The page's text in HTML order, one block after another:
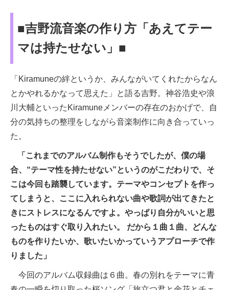
■吉野流音楽の作り方「あえてテー
マは持たせない」■
「Kiramuneの絆というか、みんながいてくれたからなん
とかやれるかなって思えた」と語る吉野。神谷浩史や浪
川大輔といったKiramuneメンバーの存在のおかげで、自
分の気持ちの整理をしながら音楽制作に向き合っていっ
た。
「これまでのアルバム制作もそうでしたが、僕の場
合、“テーマ性を持たせない”というのがこだわりで、そ
こは今回も踏襲しています。テーマやコンセプトを作っ
てしまうと、ここに入れられない曲や歌詞が出てきたと
きにストレスになるんですよ。やっぱり自分がいいと思
ったものはすぐ取り入れたい。 だから１曲１曲、どんな
ものを作りたいか、歌いたいかっていうアプローチで作
りました」
今回のアルバム収録曲は６曲。春の別れをテーマに青